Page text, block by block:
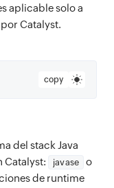
aplicable solo a
Catalyst.
copy
del stack Java
Catalyst:
javase o
de runtime